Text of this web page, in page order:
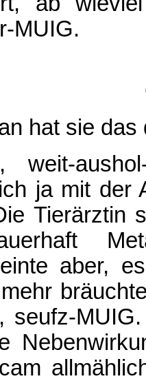
MUIG.
hat sie das
weit-
ja mit der
Tierärztin
aber,
seufz-